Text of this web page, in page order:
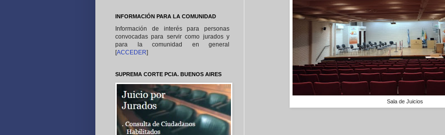
Sala de Juicios
INFORMACIÓN PARA LA COMUNIDAD
Información de interés para personas
convocadas para servir como jurados y
para la comunidad en general
[ACCEDER]
SUPREMA CORTE PCIA. BUENOS AIRES